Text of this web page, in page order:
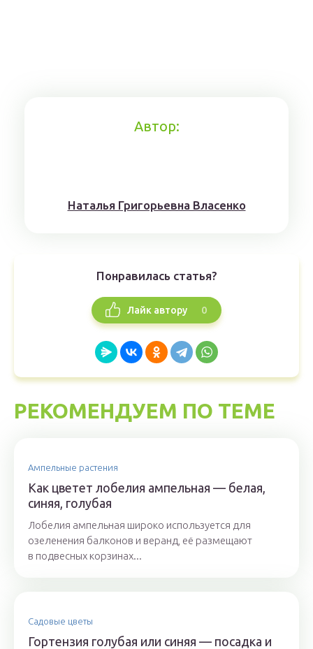
Автор:
Наталья Григорьевна Власенко
Понравилась статья?
Лайк автору 0
РЕКОМЕНДУЕМ ПО ТЕМЕ
Ампельные растения
Как цветет лобелия ампельная — белая,
синяя, голубая
Лобелия ампельная широко используется для
озеленения балконов и веранд, её размещают
в подвесных корзинах...
Садовые цветы
Гортензия голубая или синяя — посадка и